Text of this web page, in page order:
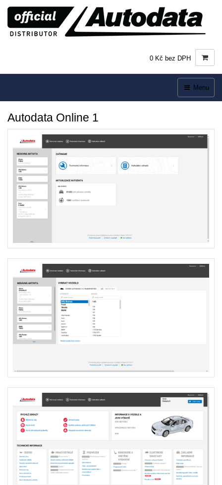
0 Kč bez DPH
Menu
Autodata Online 1